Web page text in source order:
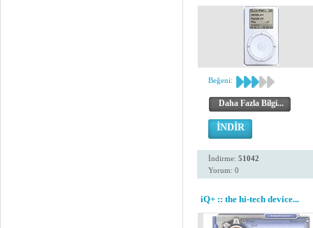
Beğeni:
Daha Fazla Bilgi...
İNDİR
İndirme: 51042
Yorum: 0
iQ+ :: the hi-tech device...